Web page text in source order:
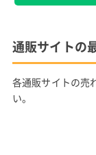
通販サイトの
各通販サイトの売
い。